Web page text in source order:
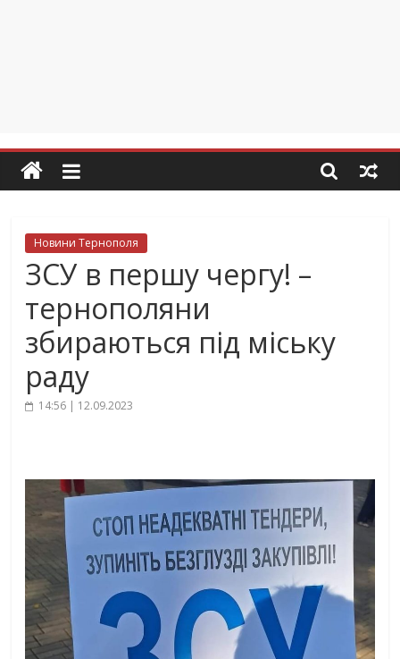
Новини Тернополя
ЗСУ в першу чергу! –
тернополяни
збираються під міську
раду
14:56 | 12.09.2023